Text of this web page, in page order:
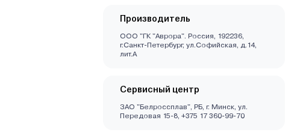
Производитель
ООО "ГК "Аврора". Россия, 192236,
г.Санкт-Петербург, ул.Софийская, д.14,
лит.А
Сервисный центр
ЗАО "Белроссплав", РБ, г. Минск, ул.
Передовая 15-8, +375 17 360-99-70